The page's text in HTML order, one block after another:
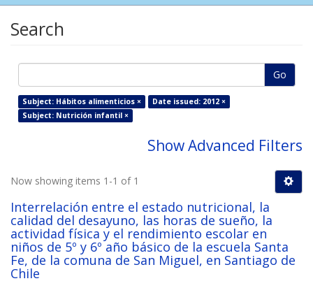
Search
Go
Subject: Hábitos alimenticios ×
Date issued: 2012 ×
Subject: Nutrición infantil ×
Show Advanced Filters
Now showing items 1-1 of 1
Interrelación entre el estado nutricional, la
calidad del desayuno, las horas de sueño, la
actividad física y el rendimiento escolar en
niños de 5º y 6º año básico de la escuela Santa
Fe, de la comuna de San Miguel, en Santiago de
Chile